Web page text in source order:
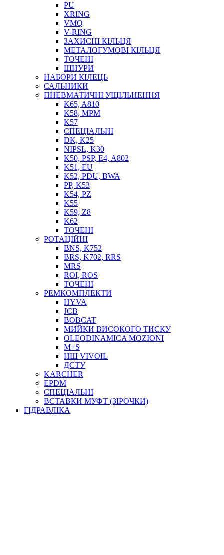
ПІСТОЛЕТИ
НАСОСИ ТА ПОМПИ
НАГНІТАЧІ
МУФТИ (НАСАДКИ) ДЛЯ ШПРИЦІВ
МАСЛЯНКИ, ЛІЙКИ
ПРЕС-МАСЛЯНКИ
ШЛАНГИ, ТРУБКИ
ШПРИЦИ МАСТИЛЬНІ
ТОСОЛ, АНТИФРИЗ
ОЛИВА-ПАЛИВО
ПОВІТРЯ-ВОДА
ДЛЯ ЗВАРЮВАННЯ
НАПІРНО-ВСМОКТУЮЧІ
ФІЛЬТРИ ДЛЯ ПАЛЬНОГО
ПІДДОНИ ДЛЯ БОЧОК
МОДУЛЬНІ АЗС
МЕТРОЛОГІЧНЕ ОБЛАДНАННЯ
ЛІЧИЛЬНИКИ І ВИТРАТОМІРИ ДЛЯ ПАЛЬНОГО
КОТУШКИ ДЛЯ ШЛАНГІВ
PU
XRING
VMQ
V-RING
ЗАХИСНІ КІЛЬЦЯ
МЕТАЛОГУМОВІ КІЛЬЦЯ
ТОЧЕНІ
ШНУРИ
НАБОРИ КІЛЕЦЬ
САЛЬНИКИ
ПНЕВМАТИЧНІ УЩІЛЬНЕННЯ
K65, A810
K58, MPM
K57
СПЕЦІАЛЬНІ
DK, K25
NIPSL, K30
K50, PSP, E4, A802
K51, EU
K52, PDU, BWA
PP, K53
K54, PZ
K55
K59, Z8
K62
ТОЧЕНІ
РОТАЦІЙНІ
BNS, K752
BRS, K702, RRS
MRS
ROI, ROS
ТОЧЕНІ
РЕМКОМПЛЕКТИ
HYVA
JCB
BOBCAT
МИЙКИ ВИСОКОГО ТИСКУ
OLEODINAMICA MOZIONI
M+S
НШ VIVOIL
ДСТУ
KARCHER
EPDM
СПЕЦІАЛЬНІ
ВСТАВКИ МУФТ (ЗІРОЧКИ)
ГІДРАВЛІКА